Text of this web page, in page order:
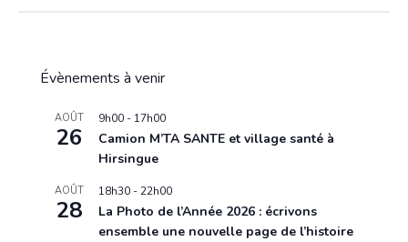
Évènements à venir
AOÛT
26
9h00 - 17h00
Camion M’TA SANTE et village santé à
Hirsingue
AOÛT
28
18h30 -22h00
La Photo de l’Année 2026 : écrivons
ensemble une nouvelle page de l’histoire